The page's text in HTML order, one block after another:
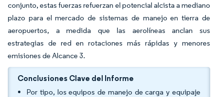
conjunto, estas fuerzas refuerzan el potencial alcista a mediano
plazo para el mercado de sistemas de manejo en tierra de
aeropuertos, a medida que las aerolíneas anclan sus
estrategias de red en rotaciones más rápidas y menores
emisiones de Alcance 3.
Conclusiones Clave del Informe
Por tipo, los equipos de manejo de carga y equipaje